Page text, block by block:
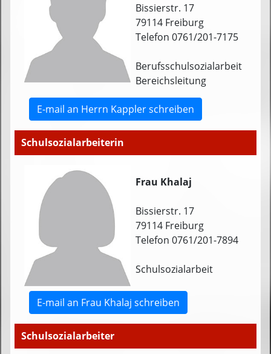
Bissierstr. 17
79114 Freiburg
Telefon 0761/201-7175
Berufsschulsozialarbeit
Bereichsleitung
E-mail an Herrn Kappler schreiben
Schulsozialarbeiterin
Frau Khalaj
Bissierstr. 17
79114 Freiburg
Telefon 0761/201-7894
Schulsozialarbeit
E-mail an Frau Khalaj schreiben
Schulsozialarbeiter